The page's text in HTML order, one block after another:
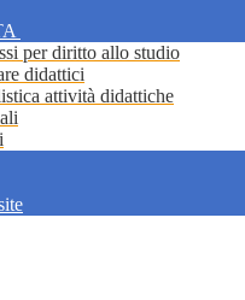
per diritto allo studio
didattici
attività didattiche